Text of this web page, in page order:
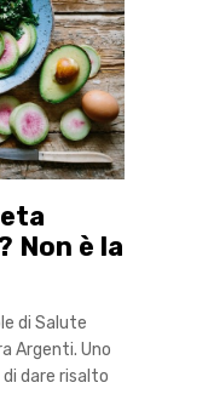
Non è la
di Salute
Argenti. Uno
dare risalto